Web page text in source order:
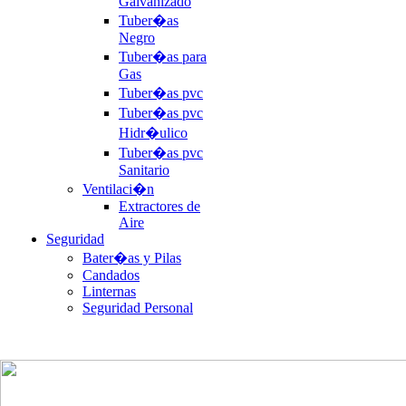
Tuber�as
Negro
Tuber�as para
Gas
Tuber�as pvc
Tuber�as pvc
Hidr�ulico
Tuber�as pvc
Sanitario
Ventilaci�n
Extractores de
Aire
Seguridad
Bater�as y Pilas
Candados
Linternas
Seguridad Personal